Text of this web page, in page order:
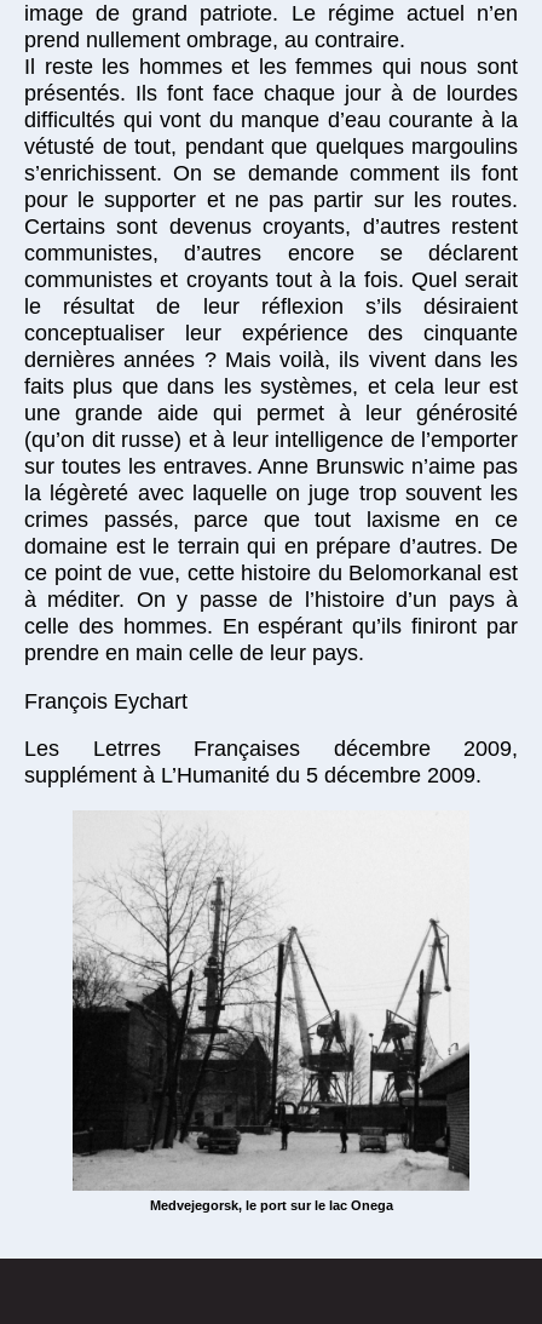
image de grand patriote. Le régime actuel n’en
prend nullement ombrage, au contraire.
Il reste les hommes et les femmes qui nous sont
présentés. Ils font face chaque jour à de lourdes
difficultés qui vont du manque d’eau courante à la
vétusté de tout, pendant que quelques margoulins
s’enrichissent. On se demande comment ils font
pour le supporter et ne pas partir sur les routes.
Certains sont devenus croyants, d’autres restent
communistes, d’autres encore se déclarent
communistes et croyants tout à la fois. Quel serait
le résultat de leur réflexion s’ils désiraient
conceptualiser leur expérience des cinquante
dernières années ? Mais voilà, ils vivent dans les
faits plus que dans les systèmes, et cela leur est
une grande aide qui permet à leur générosité
(qu’on dit russe) et à leur intelligence de l’emporter
sur toutes les entraves. Anne Brunswic n’aime pas
la légèreté avec laquelle on juge trop souvent les
crimes passés, parce que tout laxisme en ce
domaine est le terrain qui en prépare d’autres. De
ce point de vue, cette histoire du Belomorkanal est
à méditer. On y passe de l’histoire d’un pays à
celle des hommes. En espérant qu’ils finiront par
prendre en main celle de leur pays.
François Eychart
Les Letrres Françaises décembre 2009,
supplément à L’Humanité du 5 décembre 2009.
Medvejegorsk, le port sur le lac Onega